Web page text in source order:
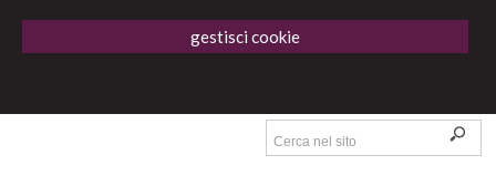
gestisci cookie